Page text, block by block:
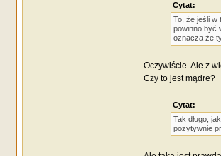
Cytat:
To, że jeśli w
powinno być
oznacza że
Oczywiście. Ale z
Czy to jest mądre?
Cytat:
Tak długo,
pozytywnie